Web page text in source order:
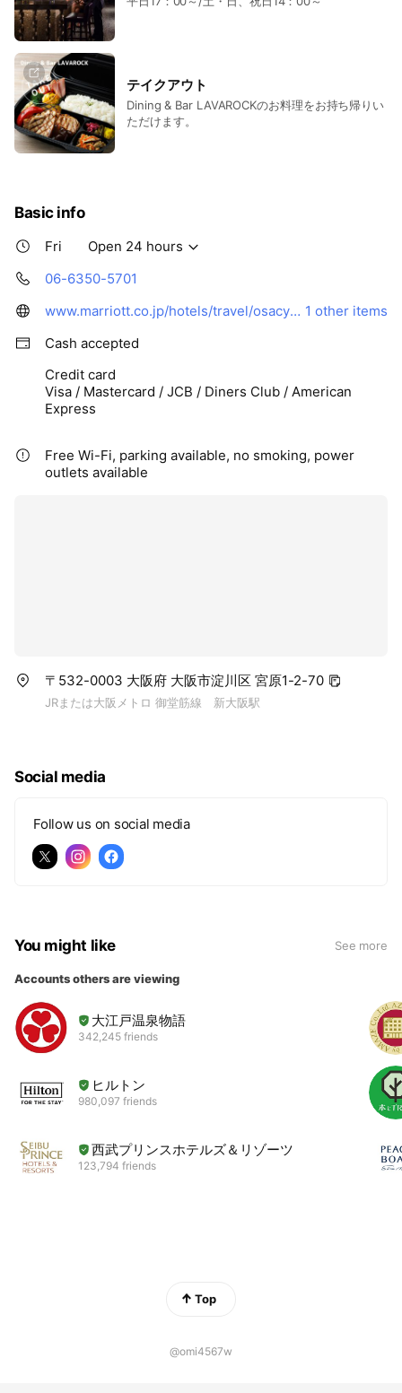
テイクアウト
Dining & Bar LAVAROCKのお料理をお持ち帰りい
ただけます。
Basic info
Fri
Open 24 hours
06-6350-5701
www.marriott.co.jp/hotels/travel/osacy-courtyard-shin-osaka-station/ 1 other items
Cash accepted
Credit card
Visa / Mastercard / JCB / Diners Club / American
Express
Free Wi-Fi, parking available, no smoking, power
outlets available
〒532-0003 大阪府 大阪市淀川区 宮原1-2-70
JRまたは大阪メトロ 御堂筋線 新大阪駅
Social media
Follow us on social media
You might like See more
Accounts others are viewing
大江戸温泉物語
342,245 friends
ヒルトン
980,097 friends
西武プリンスホテルズ＆リゾーツ
123,794 friends
Top
@omi4567w